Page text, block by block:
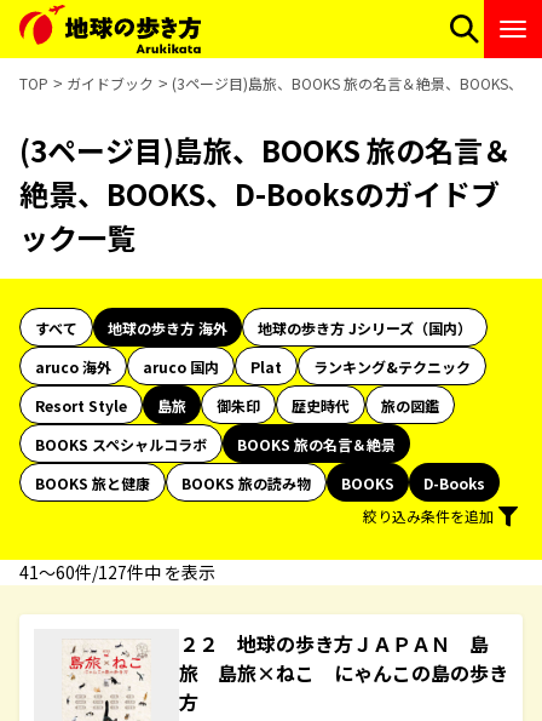
TOP ガイドブック (3ページ目)島旅、BOOKS 旅の名言＆絶景、BOOKS、
(3ページ目)島旅、BOOKS 旅の名言＆
絶景、BOOKS、D-Booksのガイドブ
ック一覧
すべて 地球の歩き方 海外
地球の歩き方 Jシリーズ（国内）
aruco 海外
aruco 国内 Plat
ランキング&テクニック
Resort Style
島旅 御朱印 歴史時代
旅の図鑑
BOOKS スペシャルコラボ
BOOKS 旅の名言＆絶景
BOOKS 旅と健康
BOOKS 旅の読み物 BOOKS
D-Books
絞り込み条件を追加
41〜60件/127件中 を表示
２２ 地球の歩き方ＪＡＰＡＮ 島
旅 島旅×ねこ にゃんこの島の歩き
方